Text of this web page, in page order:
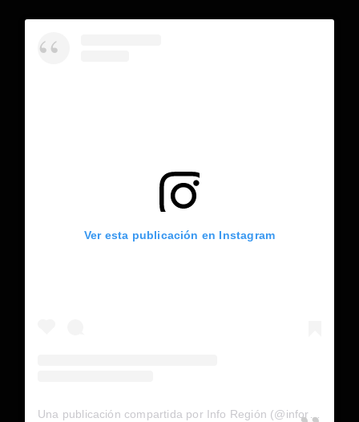
Ver esta publicación en Instagram
Una publicación compartida por Info Región (@inforegion_redes)